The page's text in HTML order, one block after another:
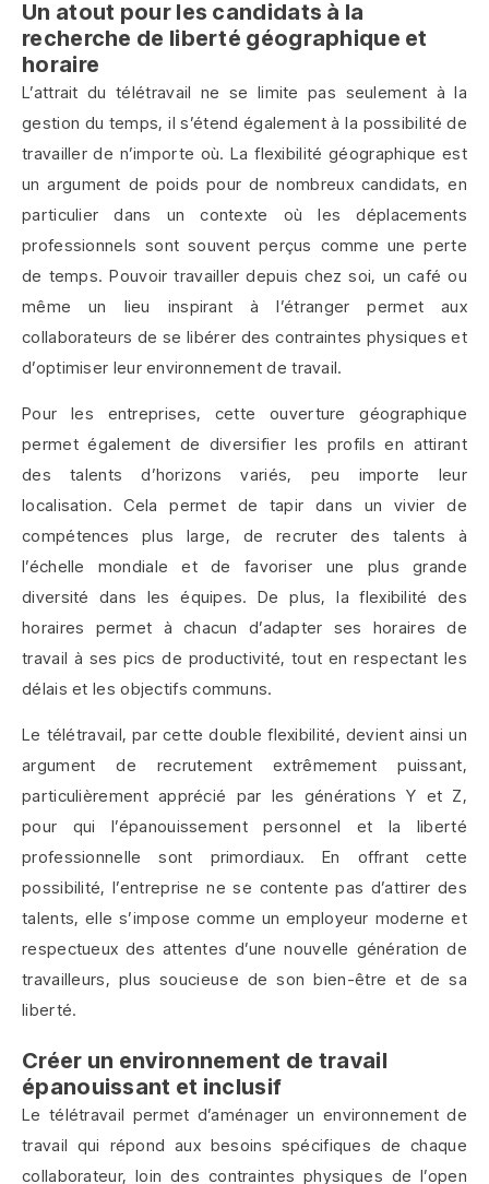
Un atout pour les candidats à la
recherche de liberté géographique et
horaire
L’attrait du télétravail ne se limite pas seulement à la
gestion du temps, il s’étend également à la possibilité de
travailler de n’importe où. La flexibilité géographique est
un argument de poids pour de nombreux candidats, en
particulier dans un contexte où les déplacements
professionnels sont souvent perçus comme une perte
de temps. Pouvoir travailler depuis chez soi, un café ou
même un lieu inspirant à l’étranger permet aux
collaborateurs de se libérer des contraintes physiques et
d’optimiser leur environnement de travail.
Pour les entreprises, cette ouverture géographique
permet également de diversifier les profils en attirant
des talents d’horizons variés, peu importe leur
localisation. Cela permet de tapir dans un vivier de
compétences plus large, de recruter des talents à
l’échelle mondiale et de favoriser une plus grande
diversité dans les équipes. De plus, la flexibilité des
horaires permet à chacun d’adapter ses horaires de
travail à ses pics de productivité, tout en respectant les
délais et les objectifs communs.
Le télétravail, par cette double flexibilité, devient ainsi un
argument de recrutement extrêmement puissant,
particulièrement apprécié par les générations Y et Z,
pour qui l’épanouissement personnel et la liberté
professionnelle sont primordiaux. En offrant cette
possibilité, l’entreprise ne se contente pas d’attirer des
talents, elle s’impose comme un employeur moderne et
respectueux des attentes d’une nouvelle génération de
travailleurs, plus soucieuse de son bien-être et de sa
liberté.
Créer un environnement de travail
épanouissant et inclusif
Le télétravail permet d’aménager un environnement de
travail qui répond aux besoins spécifiques de chaque
collaborateur, loin des contraintes physiques de l’open